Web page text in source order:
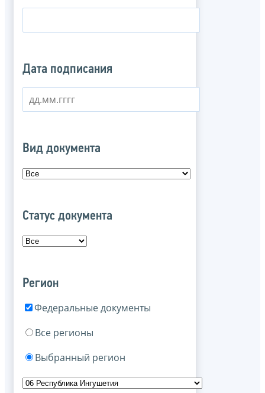
Дата подписания
Вид документа
Статус документа
Регион
Федеральные документы
Все регионы
Выбранный регион